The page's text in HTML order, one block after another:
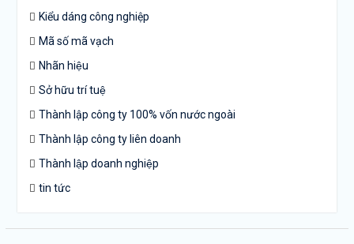
Kiểu dáng công nghiệp
Mã số mã vạch
Nhãn hiệu
Sở hữu trí tuệ
Thành lập công ty 100% vốn nước ngoài
Thành lập công ty liên doanh
Thành lập doanh nghiệp
tin tức